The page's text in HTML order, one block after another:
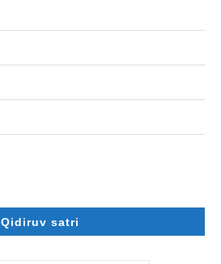
Qidiruv satri